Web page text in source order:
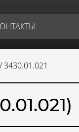
3430.01.021